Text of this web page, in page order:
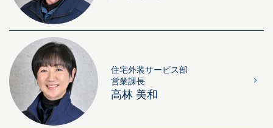
住宅外装サービス部
営業課長
高林 美和